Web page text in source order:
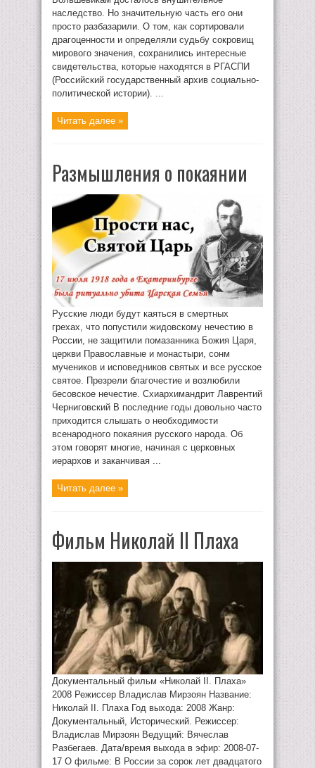
наследство. Но значительную часть его они
просто разбазарили. О том, как сортировали
драгоценности и определяли судьбу сокровищ
мирового значения, сохранились интересные
свидетельства, которые находятся в РГАСПИ
(Российский государственный архив социально-
политической истории). ...
Читать далее »
Размышления о покаянии
Русские люди будут каяться в смертных
грехах, что попустили жидовскому нечестию в
России, не защитили помазанника Божия Царя,
церкви Православные и монастыри, сонм
мучеников и исповедников святых и все русское
святое. Презрели благочестие и возлюбили
бесовское нечестие. Схиархимандрит Лаврентий
Черниговский В последние годы довольно часто
приходится слышать о необходимости
всенародного покаяния русского народа. Об
этом говорят многие, начиная с церковных
иерархов и заканчивая ...
Читать далее »
Фильм Николай II Плаха
Документальный фильм «Николай II. Плаха»
2008 Режиссер Владислав Мирзоян Название:
Николай II. Плаха Год выхода: 2008 Жанр:
Документальный, Исторический. Режиссер:
Владислав Мирзоян Ведущий: Вячеслав
Разбегаев. Дата/время выхода в эфир: 2008-07-
17 О фильме: В России за сорок лет двадцатого